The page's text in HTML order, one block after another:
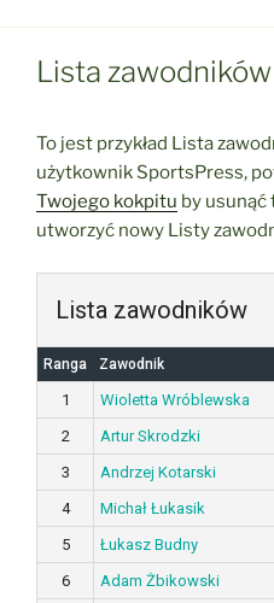
Lista zawodników
To jest przykład Lista
użytkownik SportsPress,
Twojego kokpitu by usunąć
utworzyć nowy Listy
Lista zawodników
Ranga Zawodnik
1 Wioletta Wróblewska
2
Artur Skrodzki
3
Andrzej Kotarski
4
Michał Łukasik
5
Łukasz Budny
6
Adam Żbikowski